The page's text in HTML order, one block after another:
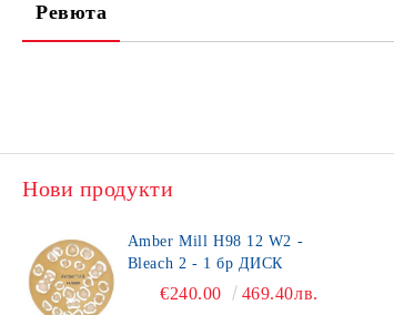
Ревюта
Нови продукти
Amber Mill H98 12 W2 -
Bleach 2 - 1 бр ДИСК
€240.00 469.40лв.